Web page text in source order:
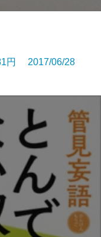
円 2017/06/28